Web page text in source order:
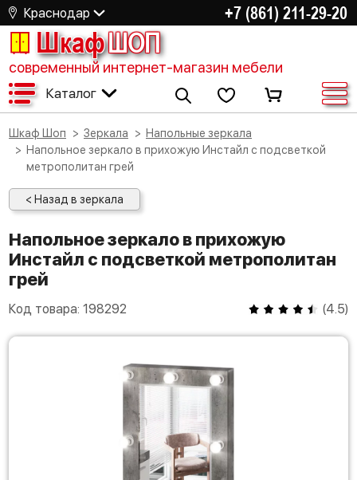
Краснодар +7 (861) 211-29-20
ШкафШОП
современный интернет-магазин мебели
Каталог
Шкаф Шоп Зеркала
Напольные зеркала
Напольное зеркало в прихожую Инстайл с подсветкой
метрополитан грей
< Назад в зеркала
Напольное зеркало в прихожую
Инстайл с подсветкой метрополитан
грей
Код товара: 198292 (4.5)